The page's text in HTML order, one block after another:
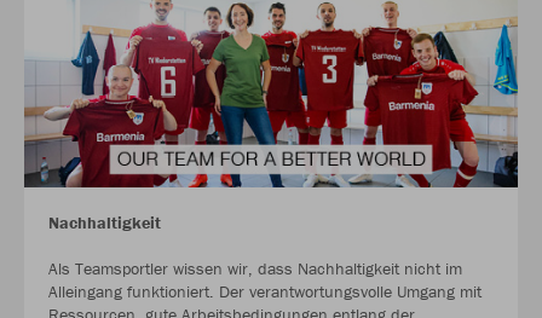
Nachhaltigkeit
Als Teamsportler wissen wir, dass Nachhaltigkeit nicht im
Alleingang funktioniert. Der verantwortungsvolle Umgang mit